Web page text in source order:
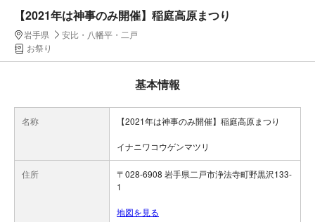
【2021年は神事のみ開催】稲庭高原まつり
岩手県
安比・八幡平・二戸
お祭り
基本情報
名称 【2021年は神事のみ開催】稲庭高原まつり
イナニワコウゲンマツリ
住所
〒028-6908 岩手県二戸市浄法寺町野黒沢133-
1
地図を見る